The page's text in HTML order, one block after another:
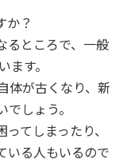
か？
るところで、一般
す。
体が古くなり、新
しょう。
てしまったり、
いる人もいるので